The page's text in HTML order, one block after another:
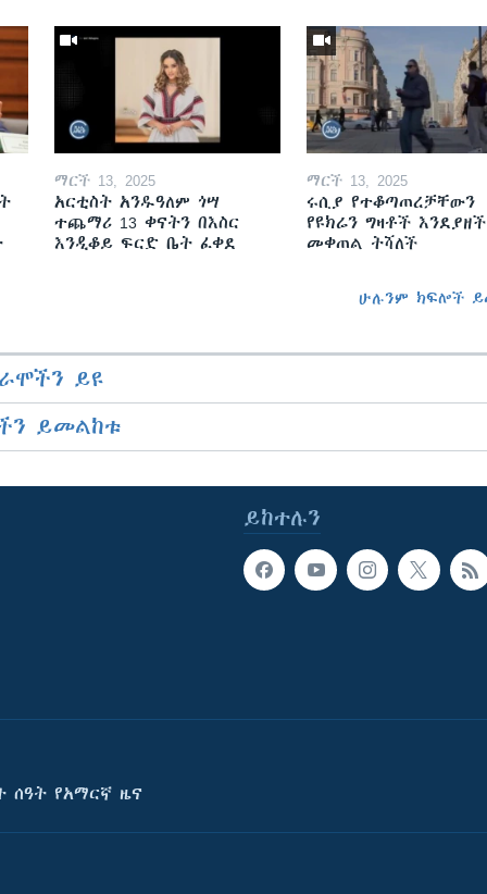
ማርች 13, 2025
አርቲስት አንዱዓለም ጎሣ
ተጨማሪ 13 ቀናትን በእስር
እንዲቆይ ፍርድ ቤት ፈቀደ
ማርች 13, 2025
ሩሲያ የተቆጣጠረቻቸውን
የዩክሬን ግዛቶች እንደያዘች
መቀጠል ትሻለች
ሁሉንም ክፍሎች
ይዩ
ይመልከቱ
ይከተሉን
ሰዓት የአማርኛ ዜና